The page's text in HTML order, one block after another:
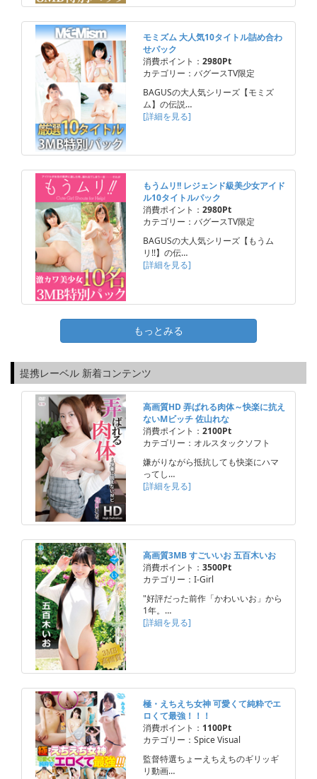
モミズム 大人気10タイトル詰め合わ
せパック
消費ポイント： 2980Pt
カテゴリー：バグースTV限定
BAGUSの大人気シリーズ【モミズ
ム】の伝説…
[詳細を見る]
もうムリ!! レジェンド級美少女アイド
ル10タイトルパック
消費ポイント： 2980Pt
カテゴリー：バグースTV限定
BAGUSの大人気シリーズ【もうム
リ!!】の伝…
[詳細を見る]
もっとみる
提携レーベル 新着コンテンツ
高画質HD 弄ばれる肉体～快楽に抗え
ないMビッチ 佐山れな
消費ポイント： 2100Pt
カテゴリー：オルスタックソフト
嫌がりながら抵抗しても快楽にハマ
ってし…
[詳細を見る]
高画質3MB すごいいお 五百木いお
消費ポイント： 3500Pt
カテゴリー：I-Girl
"好評だった前作「かわいいお」から
1年。…
[詳細を見る]
極・えちえち女神 可愛くて純粋でエ
ロくて最強！！！
消費ポイント： 1100Pt
カテゴリー：Spice Visual
監督特選ちょーえちえちのギリッギ
リ動画…